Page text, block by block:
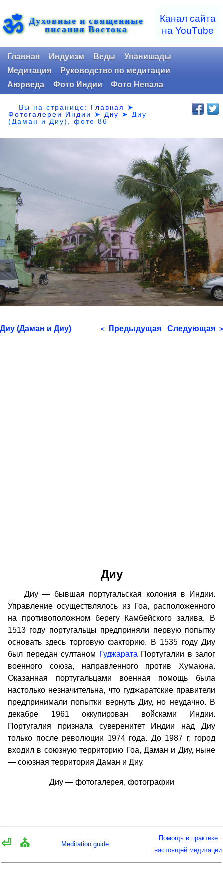
ॐ Духовные и священные
писания Востока
Канал сайта
на YouTube
Главная Индуизм Веды
Упанишады
Медитация
Руководство по медитации
Аюрведа
Фото Индии Фото Непала
Вы на странице: Главная
➤
Фотогалереи Индии
➤ Диу ➤ Диу
(Даман и Диу), фото 86
Диу (Даман и Диу) < Предыдущая Следующая >
Диу
Диу — бывшая португальская колония в Индии.
Управление осуществлялось из Гоа, расположенного
на противоположном берегу Камбейского залива. В
1513 году португальцы предприняли первую попытку
основать здесь торговую факторию. В 1535 году Диу
был передан султаном Гуджарата Португалии в залог
военного союза, направленного против Хумаюна.
Оказанная португальцами военная помощь была
настолько незначительна, что гуджаратские правители
предпринимали попытки вернуть Диу, но неудачно. В
декабре 1961 оккупирован войсками Индии.
Португалия признала суверенитет Индии над Диу
только после революции 1974 года. До 1987 г. город
входил в союзную территорию Гоа, Даман и Диу, ныне
— союзная территория Даман и Диу.
Диу — фотогалерея, фотографии
⏎ ⛪ Meditation guide
Помощь в практике
настоящей медитации